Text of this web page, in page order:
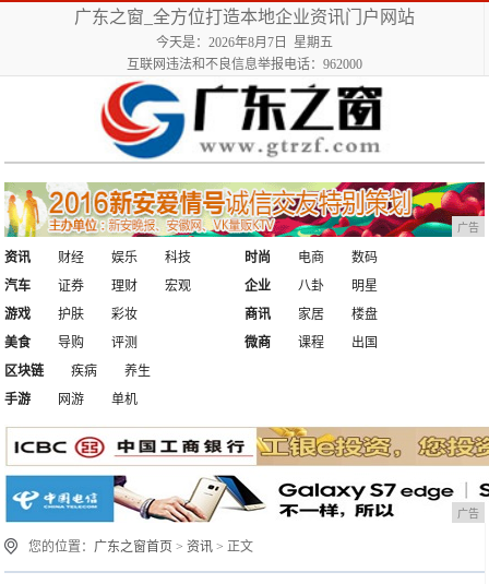
广东之窗_全方位打造本地企业资讯门户网站
今天是：2026年8月7日 星期五
互联网违法和不良信息举报电话：962000
广告
资讯 财经 娱乐
科技
汽车
证券 理财 宏观
时尚 电商
数码
企业
八卦
明星
游戏
护肤
彩妆
美食
导购 评测
商讯 家居
楼盘
微商
课程
出国
区块链
疾病
养生
手游
网游 单机
广告
您的位置： 广东之窗首页 >资讯 > 正文